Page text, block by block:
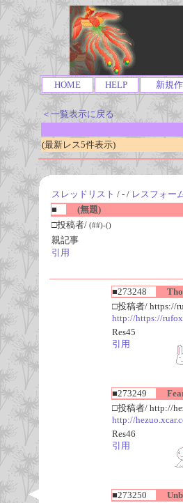
HOME HELP 新規
＜一覧表示に戻る
(最新レス5件表示)
スレッドリスト / - / レスフォー
■
(無題)
□投稿者/ (##)-()
親記事
引用
■273248
□投稿者/ https://
http://https://
Res45
引用
■273249
□投稿者/ http://
http://
Res46
引用
■273250